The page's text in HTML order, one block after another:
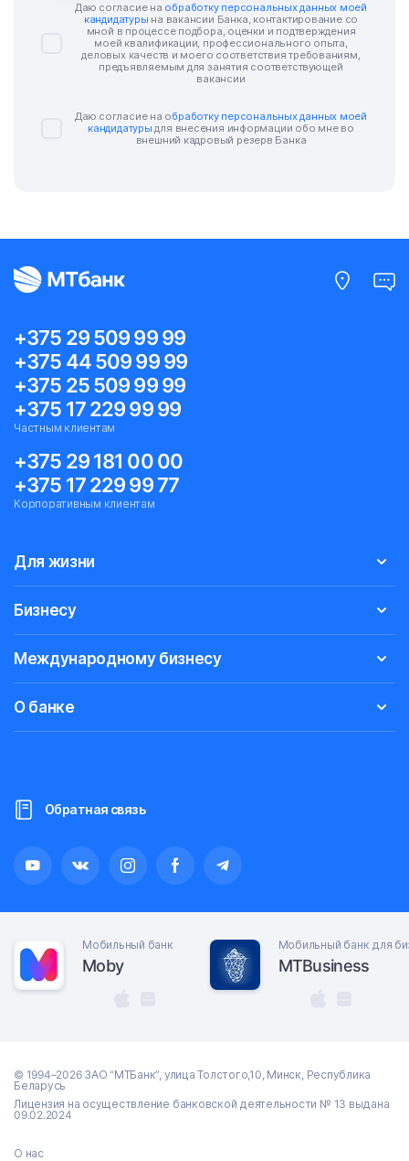
Даю согласие на обработку персональных данных моей
кандидатуры на вакансии Банка, контактирование со
мной в процессе подбора, оценки и подтверждения
моей квалификации, профессионального опыта,
деловых качеств и моего соответствия требованиям,
предъявляемым для занятия соответствующей
вакансии
Даю согласие на обработку персональных данных моей
кандидатуры для внесения информации обо мне во
внешний кадровый резерв Банка
+375 29 509 99 99
+375 44 509 99 99
+375 25 509 99 99
+375 17 229 99 99
Частным клиентам
+375 29 181 00 00
+375 17 229 99 77
Корпоративным клиентам
Для жизни
Бизнесу
Международному бизнесу
О банке
Обратная связь
Мобильный банк
Moby
Мобильный банк для
MTBusiness
© 1994–2026 ЗАО “МТБанк”, улица Толстого,10, Минск, Республика
Беларусь
Лицензия на осуществление банковской деятельности № 13 выдана
09.02.2024
О нас